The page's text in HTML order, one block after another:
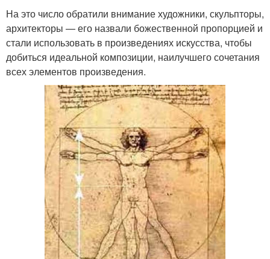
На это число обратили внимание художники, скульпторы,
архитекторы — его назвали божественной пропорцией и
стали использовать в произведениях искусства, чтобы
добиться идеальной композиции, наилучшего сочетания
всех элементов произведения.